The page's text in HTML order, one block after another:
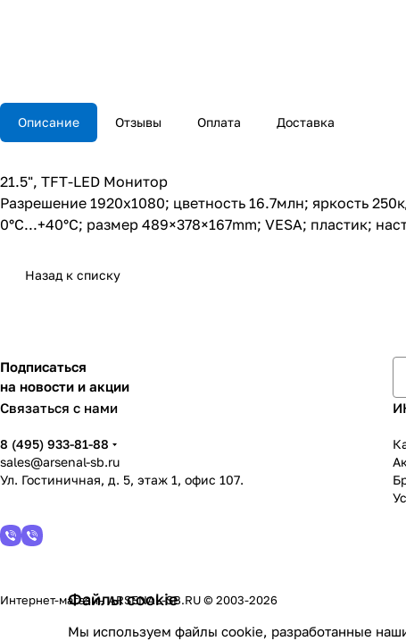
Описание Отзывы Оплата Доставка
21.5", TFT-LED Монитор
Разрешение 1920х1080; цветность 16.7млн; яркость
0°C...+40°C; размер 489×378×167mm; VESA; пластик;
Назад к списку
Подписаться
на новости и акции
Связаться с нами
8 (495) 933-81-88
sales@arsenal-sb.ru
Ул. Гостиничная, д. 5, этаж 1, офис 107.
Интернет-магазин ARSENAL-SB.RU © 2003-2026
Файлы cookie
Мы используем файлы cookie, разработанные